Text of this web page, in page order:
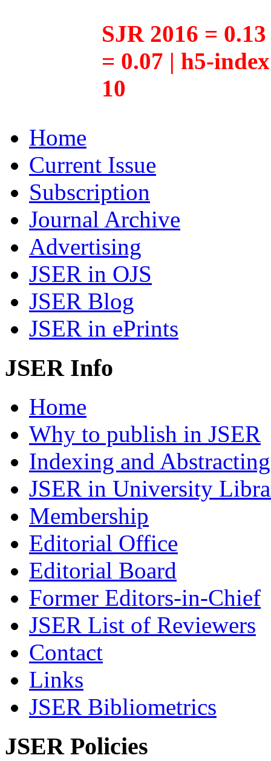
SJR 2016 =
= 0.07 | h5-
10
Home
Current Issue
Subscription
Journal Archive
Advertising
JSER in OJS
JSER Blog
JSER in ePrints
JSER Info
Home
Why to publish in JSER
Indexing and Abstracting
JSER in University
Membership
Editorial Office
Editorial Board
Former Editors-in-Chief
JSER List of Reviewers
Contact
Links
JSER Bibliometrics
JSER Policies